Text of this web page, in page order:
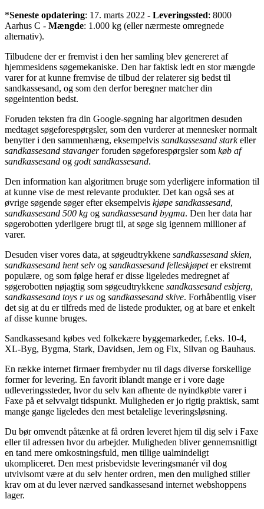
*Seneste opdatering: 17. marts 2022 - Leveringssted: 8000
Aarhus C - Mængde: 1.000 kg (eller nærmeste omregnede
alternativ).
Tilbudene der er fremvist i den her samling blev genereret af
hjemmesidens søgemekaniske. Den har faktisk ledt en stor mængde
varer for at kunne fremvise de tilbud der relaterer sig bedst til
sandkassesand, og som den derfor beregner matcher din
søgeintention bedst.
Foruden teksten fra din Google-søgning har algoritmen desuden
medtaget søgeforespørgsler, som den vurderer at mennesker normalt
benytter i den sammenhæng, eksempelvis sandkassesand starkeller
sandkassesand stavangerforuden søgeforespørgsler som køb af
sandkassesand og godt sandkassesand.
Den information kan algoritmen bruge som yderligere information til
at kunne vise de mest relevante produkter. Det kan også ses at
øvrige søgende søger efter eksempelvis kjøpe sandkassesand,
sandkassesand 500 kg og sandkassesand bygma. Den her data har
søgerobotten yderligere brugt til, at søge sig igennem millioner af
varer.
Desuden viser vores data, at søgeudtrykkene sandkassesand skien,
sandkassesand hent selv og sandkassesand felleskjøpeter ekstremt
populære, og som følge heraf er disse ligeledes medregnet af
søgerobotten nøjagtig som søgeudtrykkene sandkassesand esbjerg,
sandkassesand toys r us og sandkassesand skive. Forhåbentlig viser
det sig at du er tilfreds med de listede produkter, og at bare et enkelt
af disse kunne bruges.
Sandkassesand købes ved folkekære byggemarkeder, f.eks. 10-4,
XL-Byg, Bygma, Stark, Davidsen, Jem og Fix, Silvan og Bauhaus.
En række internet firmaer frembyder nu til dags diverse forskellige
former for levering. En favorit iblandt mange er i vore dage
udleveringssteder, hvor du selv kan afhente de nyindkøbte varer i
Faxe på et selvvalgt tidspunkt. Muligheden er jo rigtig praktisk, samt
mange gange ligeledes den mest betalelige leveringsløsning.
Du bør omvendt påtænke at få ordren leveret hjem til dig selv i Faxe
eller til adressen hvor du arbejder. Muligheden bliver gennemsnitligt
en tand mere omkostningsfuld, men tillige ualmindeligt
ukompliceret. Den mest prisbevidste leveringsmanér vil dog
utvivlsomt være at du selv henter ordren, men den mulighed stiller
krav om at du lever nærved sandkassesand internet webshoppens
lager.